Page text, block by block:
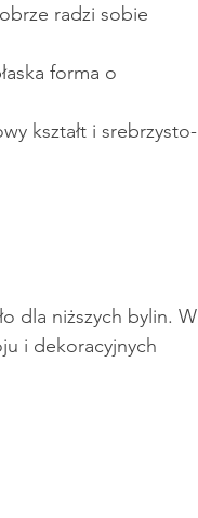
radzi sobie
forma o
kształt i srebrzysto-
dla niższych bylin. W
i dekoracyjnych